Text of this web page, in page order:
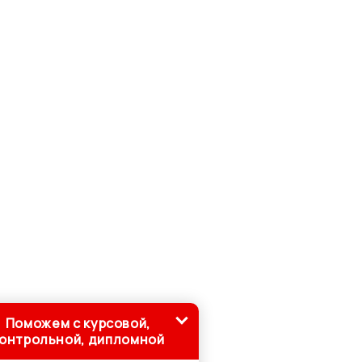
Поможем с курсовой,
дипломной